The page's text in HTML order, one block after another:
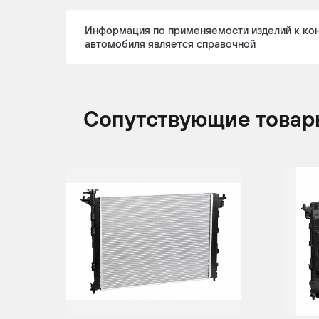
н.в.
Информация по применяемости изделий к
автомобиля является справочной
Сопутствующие